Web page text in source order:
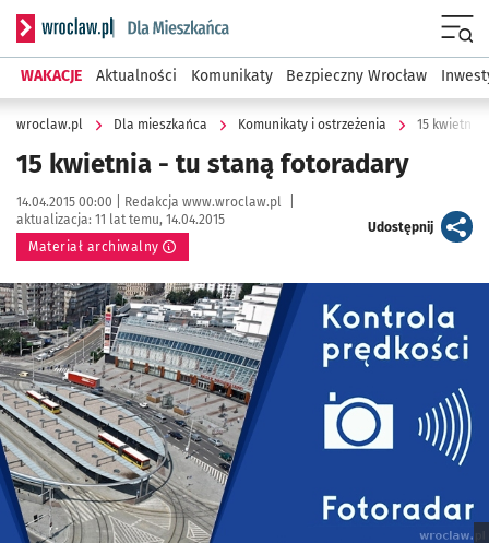
Serwis informacyjny wroclaw.pl podserwis: Dla mieszkańca
WAKACJE Aktualności Komunikaty Bezpieczny Wrocław
wroclaw.pl Dla mieszkańca Komunikaty i ostrzeżenia 15 kwietnia
15 kwietnia - tu staną fotoradary
Data publikacji:
14.04.2015 00:00 | Autor:
Redakcja www.wroclaw.pl
aktualizacja: 11 lat temu, 14.04.2015
Materiał archiwalny
Udostępnijartykuł
Kliknij, aby powiększyć